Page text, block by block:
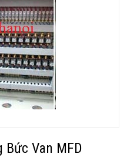
Van MFD